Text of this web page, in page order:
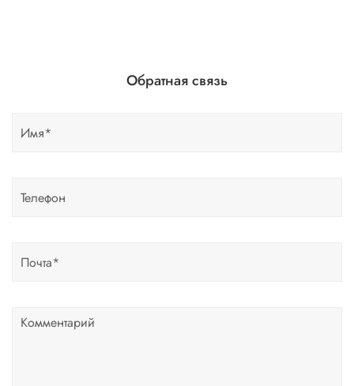
Обратная связь